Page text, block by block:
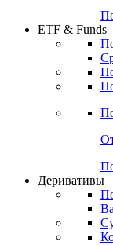
ETF & Funds
Деривативы